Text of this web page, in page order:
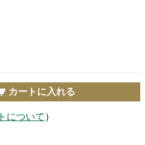
カートに入れる
について ）